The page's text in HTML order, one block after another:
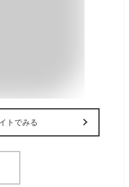
トでみる